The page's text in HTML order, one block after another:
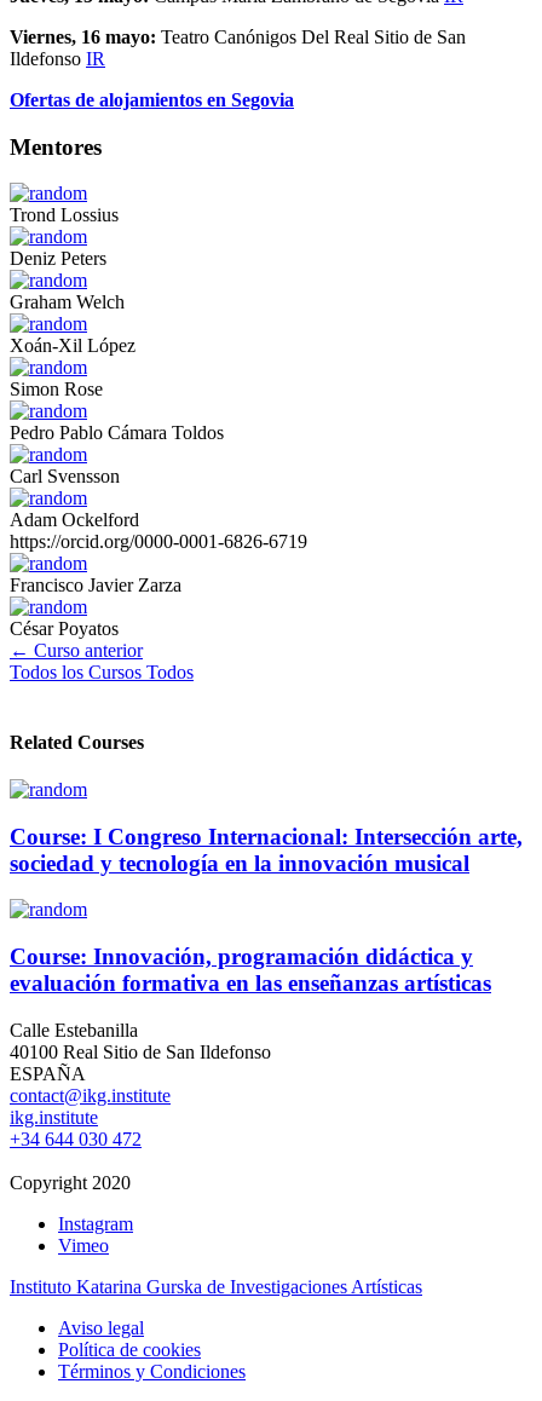
Viernes, 16 mayo: Teatro Canónigos Del Real Sitio de San
Ildefonso IR
Ofertas de alojamientos en Segovia
Mentores
Trond Lossius
Deniz Peters
Graham Welch
Xoán-Xil López
Simon Rose
Pedro Pablo Cámara Toldos
Carl Svensson
Adam Ockelford
https://orcid.org/0000-0001-6826-6719
Francisco Javier Zarza
César Poyatos
← Curso anterior
Todos los Cursos Todos
Related Courses
Course: I Congreso Internacional: Intersección arte,
sociedad y tecnología en la innovación musical
Course: Innovación, programación didáctica y
evaluación formativa en las enseñanzas artísticas
Calle Estebanilla
40100 Real Sitio de San Ildefonso
ESPAÑA
contact@ikg.institute
ikg.institute
+34 644 030 472
Copyright 2020
Instagram
Vimeo
Instituto Katarina Gurska de Investigaciones Artísticas
Aviso legal
Política de cookies
Términos y Condiciones